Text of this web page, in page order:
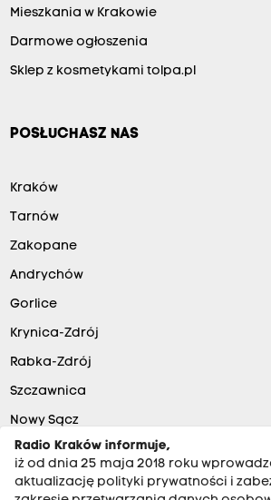
Mieszkania w Krakowie
Darmowe ogłoszenia
Sklep z kosmetykami tolpa.pl
POSŁUCHASZ NAS
Kraków
Tarnów
Zakopane
Andrychów
Gorlice
Krynica-Zdrój
Rabka-Zdrój
Szczawnica
Nowy Sącz
Radio Kraków informuje,
iż od dnia 25 maja 2018 roku
aktualizację polityki prywatności i